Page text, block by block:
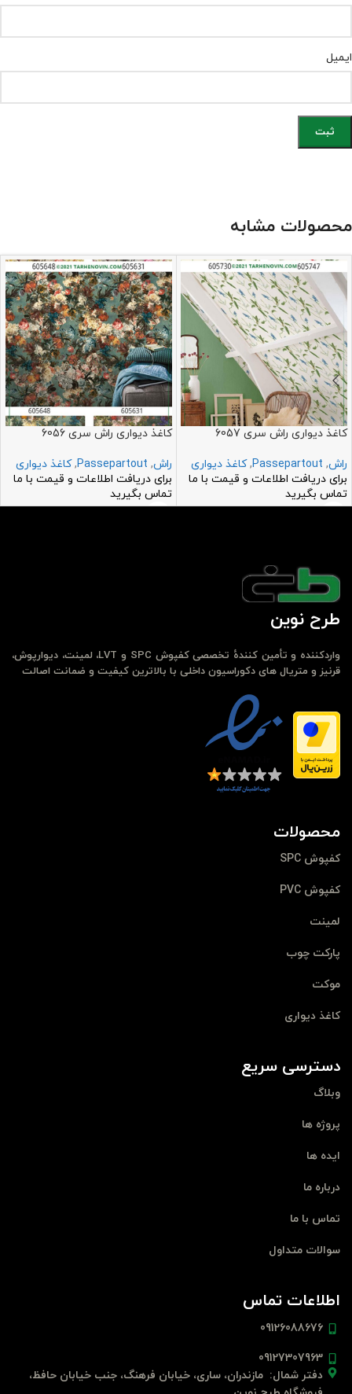
ایمیل
محصولات مشابه
کاغذ دیواری راش سری 6057
راش,
Passepartout
, کاغذ دیواری
برای دریافت اطلاعات و قیمت با ما
تماس بگیرید
کاغذ دیواری راش سری 6056
راش,
Passepartout
, کاغذ دیواری
برای دریافت اطلاعات و قیمت با ما
تماس بگیرید
طرح نوین
واردکننده و تأمین کنندهٔ تخصصی کفپوش SPC و LVT، لمینت، دیوارپوش،
قرنیز و متریال های دکوراسیون داخلی با بالاترین کیفیت و ضمانت اصالت
محصولات
کفپوش SPC
کفپوش PVC
لمینت
پارکت چوب
موکت
کاغذ دیواری
دسترسی سریع
وبلاگ
پروژه ها
ایده ها
درباره ما
تماس با ما
سوالات متداول
اطلاعات تماس
09126088676
09127307963
دفتر شمال: مازندران، ساری، خیابان فرهنگ، جنب خیابان حافظ،